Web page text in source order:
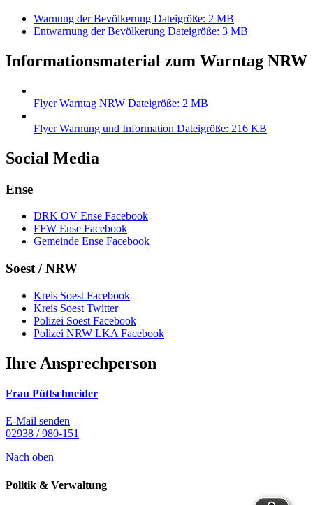
Warnung der Bevölkerung Dateigröße: 2 MB
Entwarnung der Bevölkerung Dateigröße: 3 MB
Informationsmaterial zum Warntag NRW
Flyer Warntag NRW Dateigröße: 2 MB
Flyer Warnung und Information Dateigröße: 216 KB
Social Media
Ense
DRK OV Ense Facebook
FFW Ense Facebook
Gemeinde Ense Facebook
Soest / NRW
Kreis Soest Facebook
Kreis Soest Twitter
Polizei Soest Facebook
Polizei NRW LKA Facebook
Ihre Ansprechperson
Frau Püttschneider
E-Mail senden
02938 / 980-151
Nach oben
Politik & Verwaltung